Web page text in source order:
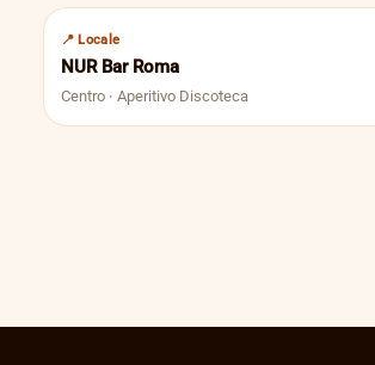
📍 Locale
NUR Bar Roma
Centro · Aperitivo Discoteca